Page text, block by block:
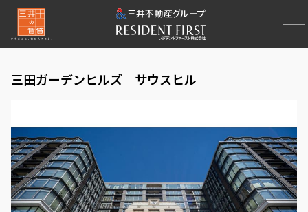
三田ガーデンヒルズ サウスヒル